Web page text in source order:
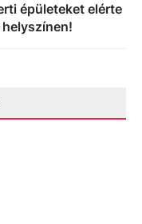
épületeket elérte